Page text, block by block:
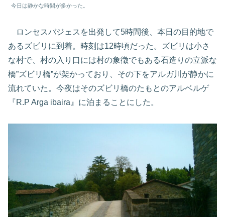
今日は静かな時間が多かった。
ロンセスバジェスを出発して5時間後、本日の目的地で
あるズビリに到着。時刻は12時頃だった。ズビリは小さ
な村で、村の入り口には村の象徴でもある石造りの立派な
橋”ズビリ橋”が架かっており、その下をアルガ川が静かに
流れていた。今夜はそのズビリ橋のたもとのアルベルゲ
『R.P Arga ibaira』に泊まることにした。